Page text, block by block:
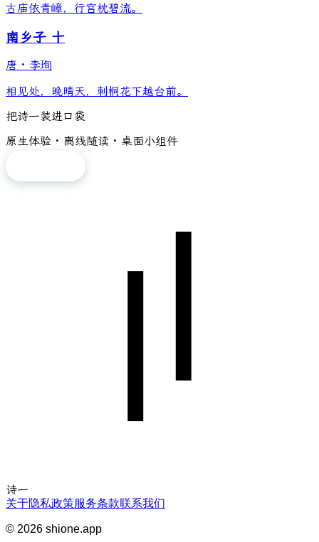
古庙依青嶂，行宫枕碧流。
南乡子 十
唐 · 李珣
相见处，晚晴天，刺桐花下越台前。
把诗一装进口袋
原生体验 · 离线随读 · 桌面小组件
诗一
关于隐私政策服务条款联系我们
© 2026 shione.app